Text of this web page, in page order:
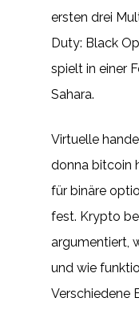
ersten drei
Duty: Black
spielt in einer
Sahara.
Virtuelle
donna bitcoin
für binäre
fest. Krypto
argumentiert,
und wie
Verschiedene